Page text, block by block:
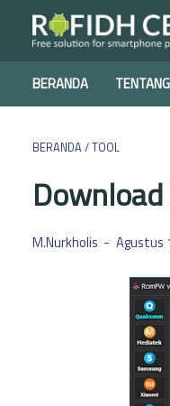
BERANDA
BERANDA/TOOL
M.Nurkholis Agustus